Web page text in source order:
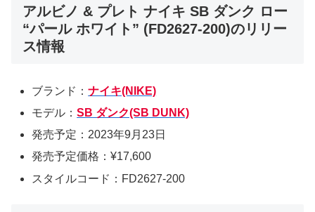
アルビノ & プレト ナイキ SB ダンク ロー
“パール ホワイト” (FD2627-200)のリリー
ス情報
ブランド：ナイキ(NIKE)
モデル：SB ダンク(SB DUNK)
発売予定：2023年9月23日
発売予定価格：¥17,600
スタイルコード：FD2627-200